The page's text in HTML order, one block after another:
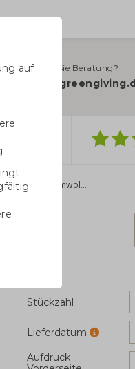
Benötigen Sie Beratung?
Tasche aus recycelter Baumwolle | 150 g/m²
Stückzahl
Lieferdatum
Aufdruck
auf